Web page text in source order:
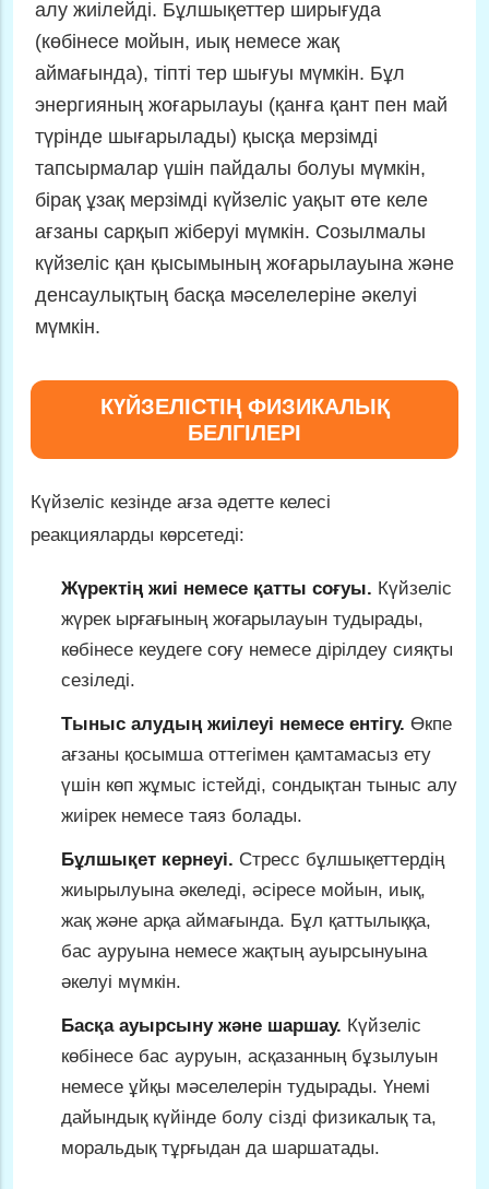
алу жиілейді. Бұлшықеттер ширығуда
(көбінесе мойын, иық немесе жақ
аймағында), тіпті тер шығуы мүмкін. Бұл
энергияның жоғарылауы (қанға қант пен май
түрінде шығарылады) қысқа мерзімді
тапсырмалар үшін пайдалы болуы мүмкін,
бірақ ұзақ мерзімді күйзеліс уақыт өте келе
ағзаны сарқып жіберуі мүмкін. Созылмалы
күйзеліс қан қысымының жоғарылауына және
денсаулықтың басқа мәселелеріне әкелуі
мүмкін.
КҮЙЗЕЛІСТІҢ ФИЗИКАЛЫҚ
БЕЛГІЛЕРІ
Күйзеліс кезінде ағза әдетте келесі
реакцияларды көрсетеді:
Жүректің жиі немесе қатты соғуы. Күйзеліс
жүрек ырғағының жоғарылауын тудырады,
көбінесе кеудеге соғу немесе дірілдеу сияқты
сезіледі.
Тыныс алудың жиілеуі немесе ентігу. Өкпе
ағзаны қосымша оттегімен қамтамасыз ету
үшін көп жұмыс істейді, сондықтан тыныс алу
жиірек немесе таяз болады.
Бұлшықет кернеуі. Стресс бұлшықеттердің
жиырылуына әкеледі, әсіресе мойын, иық,
жақ және арқа аймағында. Бұл қаттылыққа,
бас ауруына немесе жақтың ауырсынуына
әкелуі мүмкін.
Басқа ауырсыну және шаршау. Күйзеліс
көбінесе бас ауруын, асқазанның бұзылуын
немесе ұйқы мәселелерін тудырады. Үнемі
дайындық күйінде болу сізді физикалық та,
моральдық тұрғыдан да шаршатады.